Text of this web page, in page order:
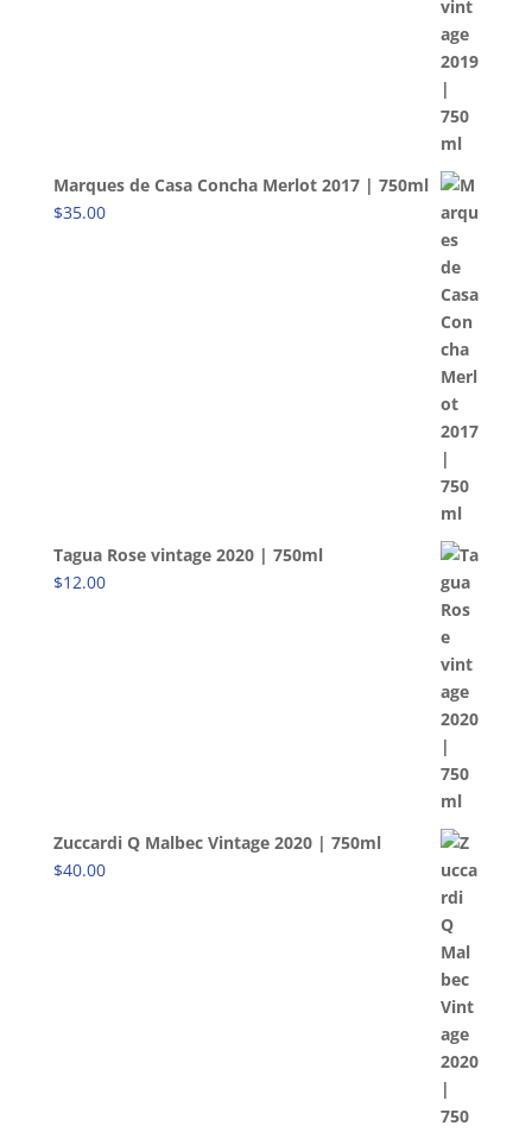
Marques de Casa Concha Merlot 2017 | 750ml
$35.00
Tagua Rose vintage 2020 | 750ml
$12.00
Zuccardi Q Malbec Vintage 2020 | 750ml
$40.00